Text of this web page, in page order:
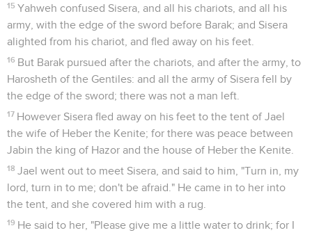
15 Yahweh confused Sisera, and all his chariots, and all his
army, with the edge of the sword before Barak; and Sisera
alighted from his chariot, and fled away on his feet.
16 But Barak pursued after the chariots, and after the army, to
Harosheth of the Gentiles: and all the army of Sisera fell by
the edge of the sword; there was not a man left.
17 However Sisera fled away on his feet to the tent of Jael
the wife of Heber the Kenite; for there was peace between
Jabin the king of Hazor and the house of Heber the Kenite.
18 Jael went out to meet Sisera, and said to him, "Turn in, my
lord, turn in to me; don't be afraid." He came in to her into
the tent, and she covered him with a rug.
19 He said to her, "Please give me a little water to drink; for I